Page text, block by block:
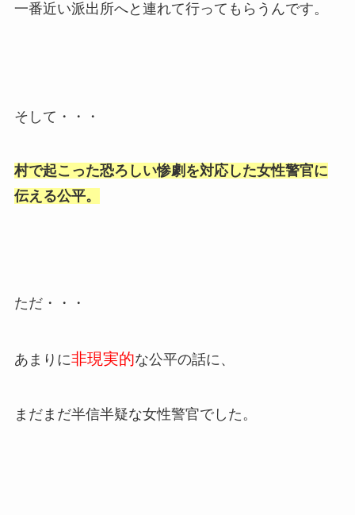
一番近い派出所へと連れて行ってもらうんです。
そして・・・
村で起こった恐ろしい惨劇を対応した女性警官に
伝える公平。
ただ・・・
あまりに非現実的な公平の話に、
まだまだ半信半疑な女性警官でした。